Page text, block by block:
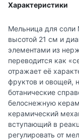
Характеристики
Мельница для соли
высотой 21 см и
элементами из
переводится как
отражает её
фруктов и овощей,
ботанические
белоснежную
керамический
вступающий в
регулировать от